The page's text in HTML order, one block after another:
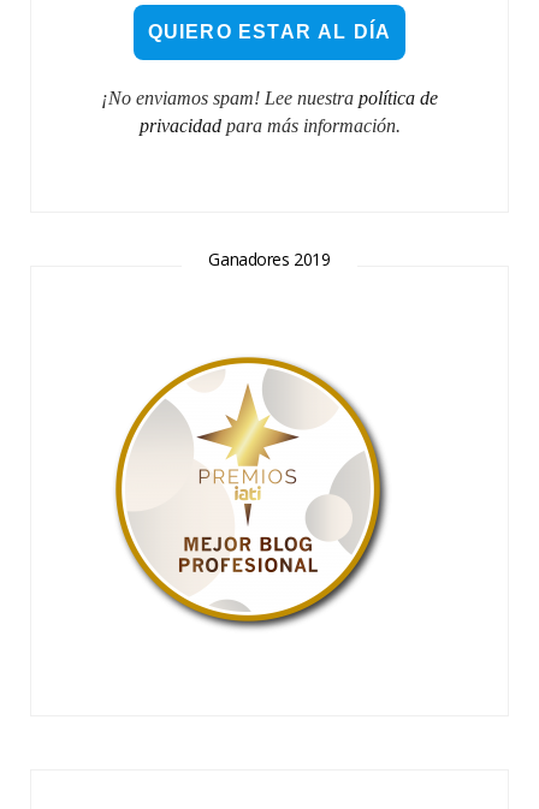
¡No enviamos spam! Lee nuestra política de
privacidadpara más información.
Ganadores 2019